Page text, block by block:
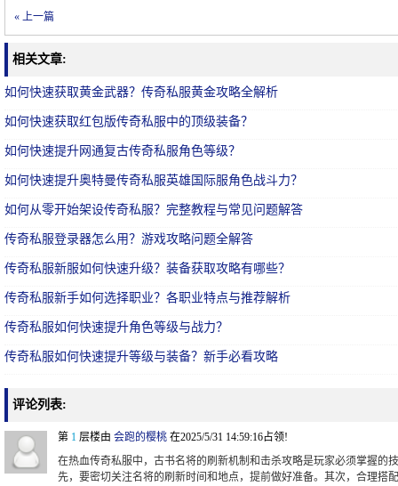
« 上一篇
相关文章:
如何快速获取黄金武器？传奇私服黄金攻略全解析
如何快速获取红包版传奇私服中的顶级装备？
如何快速提升网通复古传奇私服角色等级？
如何快速提升奥特曼传奇私服英雄国际服角色战斗力？
如何从零开始架设传奇私服？完整教程与常见问题解答
传奇私服登录器怎么用？游戏攻略问题全解答
传奇私服新服如何快速升级？装备获取攻略有哪些？
传奇私服新手如何选择职业？各职业特点与推荐解析
传奇私服如何快速提升角色等级与战力？
传奇私服如何快速提升等级与装备？新手必看攻略
评论列表:
第 1 层楼由 会跑的樱桃 在2025/5/31 14:59:16占领!
在热血传奇私服中，古书名将的刷新机制和击杀攻略是玩家必须掌握的
先，要密切关注名将的刷新时间和地点，提前做好准备。其次，合理搭